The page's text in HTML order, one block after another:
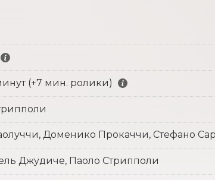
(+7 мин. ролики)
Доменико Прокаччи, Стефано
Джудиче, Паоло Стрипполи